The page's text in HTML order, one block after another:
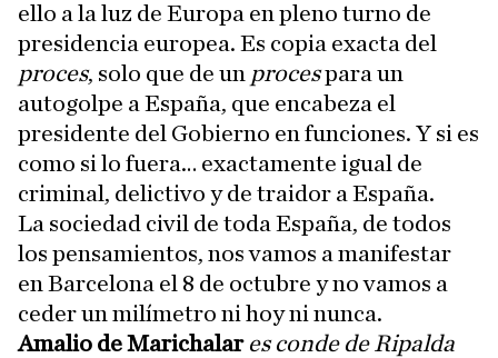
ello a la luz de Europa en pleno turno de
presidencia europea. Es copia exacta del
proces, solo que de un procespara un
autogolpe a España, que encabeza el
presidente del Gobierno en funciones. Y si es
como si lo fuera… exactamente igual de
criminal, delictivo y de traidor a España.
La sociedad civil de toda España, de todos
los pensamientos, nos vamos a manifestar
en Barcelona el 8 de octubre y no vamos a
ceder un milímetro ni hoy ni nunca.
Amalio de Marichalares conde de Ripalda